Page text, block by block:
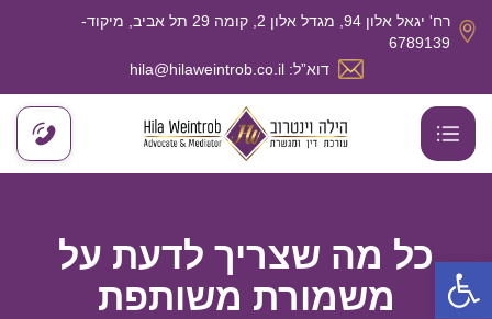
פתח סרגל נגישות
רח' יגאל אלון 94, מגדל אלון 2, קומה 29 תל אביב, מיקוד-
6789139
דוא”ל: hila@hilaweintrob.co.il
כל מה שצריך לדעת על
משמורת משותפת